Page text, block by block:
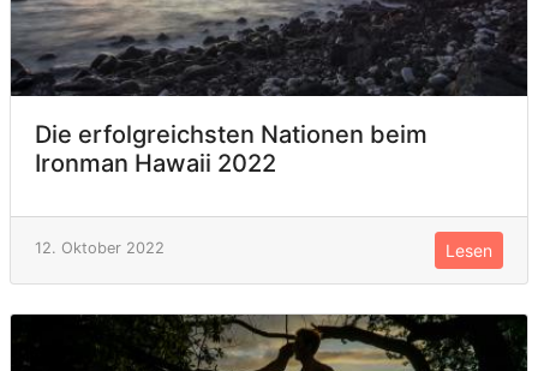
Die erfolgreichsten Nationen beim
Ironman Hawaii 2022
12. Oktober 2022 Lesen